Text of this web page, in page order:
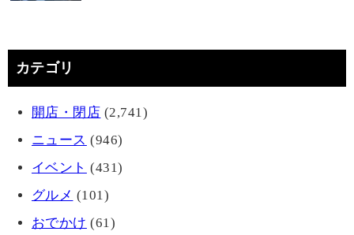
カテゴリ
開店・閉店 (2,741)
ニュース (946)
イベント (431)
グルメ (101)
おでかけ (61)